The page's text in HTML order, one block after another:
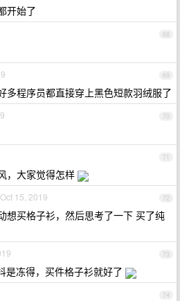
开始了
68
69
多程序员都直接穿上黑色短款羽绒服了
70
71
，大家觉得怎样
72
Oct 15, 2019
想买格子衫，然后思考了一下 买了纯
73
是冻得，买件格子衫就好了
74